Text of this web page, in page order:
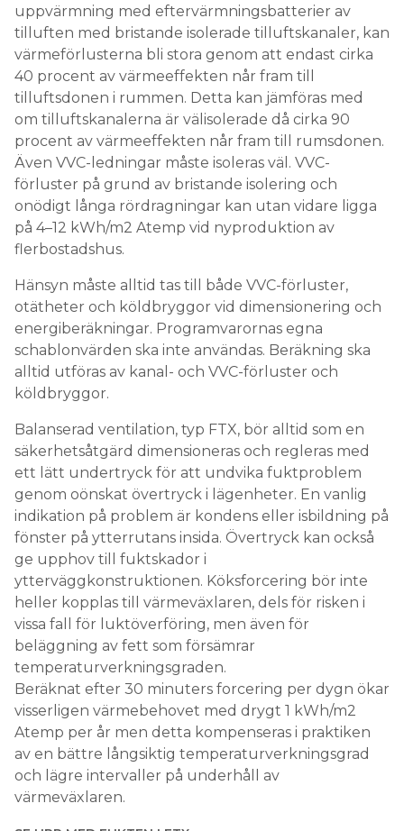
uppvärmning med eftervärmningsbatterier av
tilluften med bristande isolerade tilluftskanaler, kan
värmeförlusterna bli stora genom att endast cirka
40 procent av värmeeffekten når fram till
tilluftsdonen i rummen. Detta kan jämföras med
om tillufts­kanalerna är välisolerade då cirka 90
procent av värme­effekten når fram till rumsdonen.
Även VVC-ledningar måste isoleras väl. VVC-
förluster på grund av bristande isolering och
onödigt långa rördragningar kan utan vidare ligga
på 4–12 kWh/m2 Atemp vid nyproduktion av
flerbostadshus.
Hänsyn måste alltid tas till både VVC-förluster,
otätheter och köldbryggor vid dimensionering och
energiberäkningar. Programvarornas egna
schablonvärden ska inte användas. Beräkning ska
alltid utföras av kanal- och VVC-förluster och
köldbryggor.
Balanserad ventilation, typ FTX, bör alltid som en
säkerhetsåtgärd dimensioneras och regleras med
ett lätt undertryck för att undvika fuktproblem
genom oöns­kat övertryck i lägenheter. En vanlig
indikation på problem är kondens eller isbildning på
fönster på ytterrutans insida. Övertryck kan också
ge upphov till fuktskador i
ytterväggkonstruktionen. Köksforcering bör inte
heller kopplas till värmeväxlaren, dels för risken i
vissa fall för luktöver­föring, men även för
beläggning av fett som försämrar
temperaturverkningsgraden.
Beräknat efter 30 minuters forcering per dygn ökar
visserligen värmebehovet med drygt 1 kWh/m2
Atemp per år men detta kompenseras i praktiken
av en bättre långsiktig temperaturverkningsgrad
och lägre intervaller på underhåll av
värmeväxlaren.